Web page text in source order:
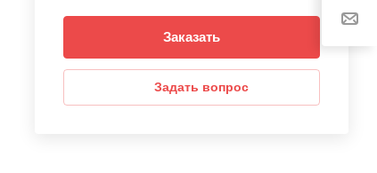
Заказать
Задать вопрос